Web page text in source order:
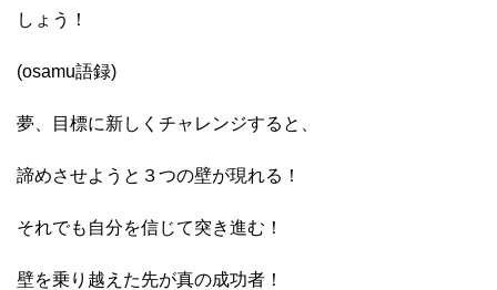
しょう！
(osamu語録)
夢、目標に新しくチャレンジすると、
諦めさせようと３つの壁が現れる！
それでも自分を信じて突き進む！
壁を乗り越えた先が真の成功者！